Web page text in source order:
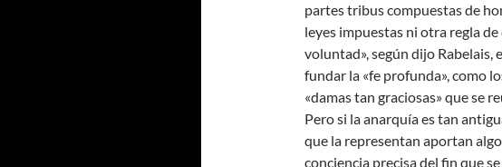
partes tribus compuestas de
leyes impuestas ni otra regla
voluntad», según dijo Rabelais,
fundar la «fe profunda», como
«damas tan graciosas» que se
Pero si la anarquía es tan
que la representan aportan
conciencia precisa del fin que